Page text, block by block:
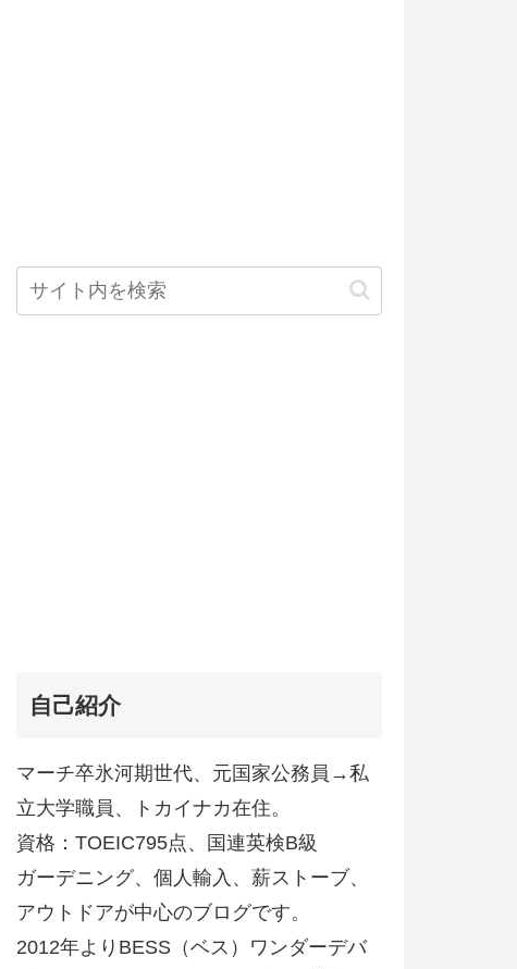
自己紹介
マーチ卒氷河期世代、元国家公務員→私
立大学職員、トカイナカ在住。
資格：TOEIC795点、国連英検B級
ガーデニング、個人輸入、薪ストーブ、
アウトドアが中心のブログです。
2012年よりBESS（ベス）ワンダーデバ